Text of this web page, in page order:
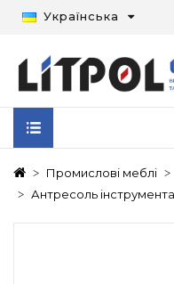
Українська
Промислові меблі
Антресоль